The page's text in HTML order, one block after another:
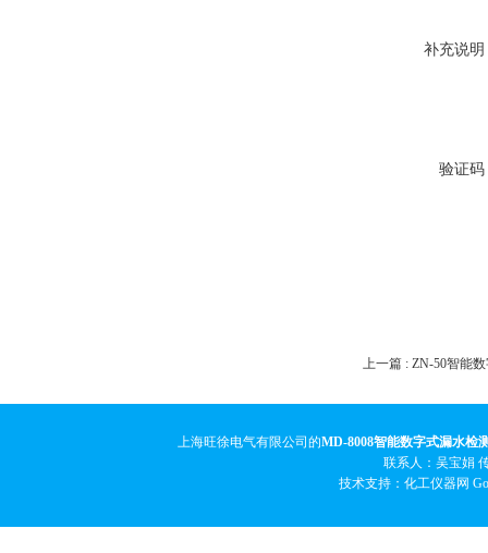
补充说明
验证码
上一篇 : ZN-50智能
上海旺徐电气有限公司的MD-8008智能数字式漏水检
联系人：吴宝娟
技术支持：化工仪器网